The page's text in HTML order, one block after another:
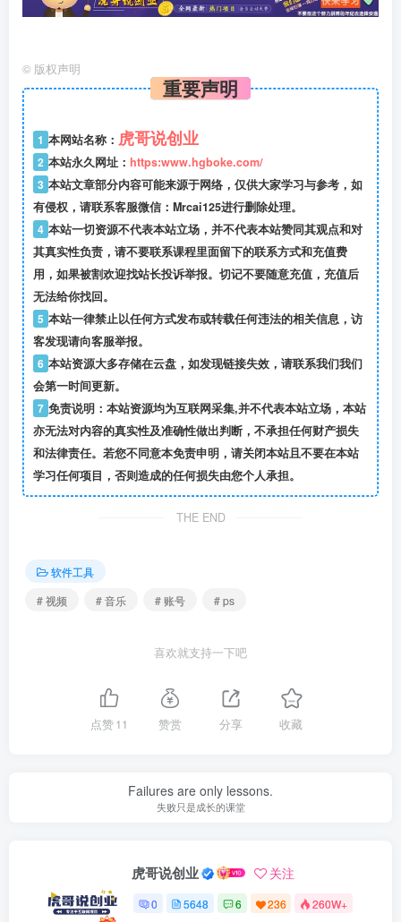
© 版权声明
重要声明
1 本网站名称： 虎哥说创业
2 本站永久网址： https:www.hgboke.com/
3 本站文章部分内容可能来源于网络，仅供大家学习与参考，如
有侵权，请联系客服微信：Mrcai125进行删除处理。
4 本站一切资源不代表本站立场，并不代表本站赞同其观点和对
其真实性负责，请不要联系课程里面留下的联系方式和充值费
用，如果被割欢迎找站长投诉举报。切记不要随意充值，充值后
无法给你找回。
5 本站一律禁止以任何方式发布或转载任何违法的相关信息，访
客发现请向客服举报。
6 本站资源大多存储在云盘，如发现链接失效，请联系我们我们
会第一时间更新。
7 免责说明：本站资源均为互联网采集,并不代表本站立场，本站
亦无法对内容的真实性及准确性做出判断，不承担任何财产损失
和法律责任。若您不同意本免责申明，请关闭本站且不要在本站
学习任何项目，否则造成的任何损失由您个人承担。
THE END
软件工具
# 视频
# 音乐 # 账号 # ps
喜欢就支持一下吧
点赞11 赞赏 分享 收藏
Failures are only lessons.
失败只是成长的课堂
虎哥说创业 关注
0 5648 6 236 260W+